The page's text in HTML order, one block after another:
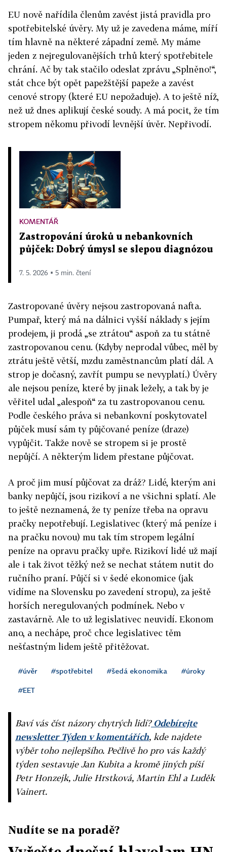
EU nově nařídila členům zavést jistá pravidla pro
spotřebitelské úvěry. My už je zavedena máme, míří
tím hlavně na některé západní země. My máme
jeden z nejregulovanějších trhů který spotřebitele
chrání. Ač by tak stačilo odeslat zprávu „Splněno!“,
stát chce být opět papežštější papeže a zavést
cenové stropy (které EU nepožaduje). A to ještě níž,
než už dnes aplikují české soudy. A má pocit, že tím
stropem někomu přivodí levnější úvěr. Nepřivodí.
KOMENTÁŘ
Zastropování úroků u nebankovních
půjček: Dobrý úmysl se slepou diagnózou
7. 5. 2026 ▪ 5 min. čtení
Zastropované úvěry nejsou zastropovaná nafta.
Pumpař, který má na dálnici vyšší náklady s jejím
prodejem, ji prodá „se ztrátou“ aspoň za tu státně
zastropovanou cenu. (Kdyby neprodal vůbec, měl by
ztrátu ještě větší, mzdu zaměstnancům platí dál. A
strop je dočasný, zavřít pumpu se nevyplatí.) Úvěry
ale nejsou peníze, které by jinak ležely, a tak by je
věřitel udal „alespoň“ za tu zastropovanou cenu.
Podle českého práva si nebankovní poskytovatel
půjček musí sám ty půjčované peníze (draze)
vypůjčit. Takže nově se stropem si je prostě
nepůjčí. A některým lidem přestane půjčovat.
A proč jim musí půjčovat za dráž? Lidé, kterým ani
banky nepůjčí, jsou rizikoví a ne všichni splatí. Ale
to ještě neznamená, že ty peníze třeba na opravu
pračky nepotřebují. Legislativec (který má peníze i
na pračku novou) mu tak tím stropem legální
peníze na opravu pračky upře. Rizikoví lidé už mají
ale i tak život těžký než se nechat státem nutit do
ručního praní. Půjčí si v šedé ekonomice (jak
vidíme na Slovensku po zavedení stropu), za ještě
horších neregulovaných podmínek. Nebo v
zastavárně. Ale to už legislativec neuvidí. Ekonom
ano, a nechápe, proč chce legislativec těm
nešťastným lidem ještě přitěžovat.
#úvěr #spotřebitel #šedá ekonomika #úroky
#EET
Baví vás číst názory chytrých lidí?Odebírejte
newsletter Týden v komentářích, kde najdete
výběr toho nejlepšího. Pečlivě ho pro vás každý
týden sestavuje Jan Kubita a kromě jiných píší
Petr Honzejk, Julie Hrstková, Martin Ehl a Luděk
Vainert.
Nudíte se na poradě?